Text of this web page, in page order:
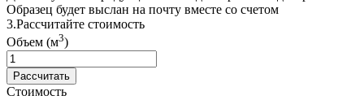
Образец будет выслан на почту вместе со счетом
3.Рассчитайте стоимость
Объем (м3)
Стоимость